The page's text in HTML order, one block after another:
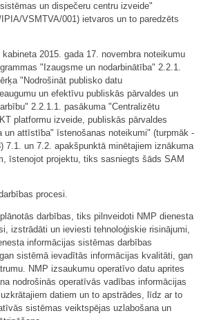
un dispečeru centru izveide"
VSMTVA/001) ietvaros un to paredzēts
2015. gada 17. novembra noteikumu
"Izaugsme un nodarbinātība" 2.2.1.
"Nodrošināt publisko datu
un efektīvu publiskās pārvaldes un
2.2.1.1. pasākuma "Centralizētu
platformu izveide, publiskās pārvaldes
un attīstība" īstenošanas noteikumi" (turpmāk -
7.1. un 7.2. apakšpunktā minētajiem iznākuma
īstenojot projektu, tiks sasniegts šāds SAM
procesi.
darbības, tiks pilnveidoti NMP dienesta
izstrādāti un ieviesti tehnoloģiskie risinājumi,
informācijas sistēmas darbības
sistēmā ievadītās informācijas kvalitāti, gan
NMP izsaukumu operatīvo datu aprites
nodrošinās operatīvās vadības informācijas
datiem un to apstrādes, līdz ar to
sistēmas veiktspējas uzlabošana un